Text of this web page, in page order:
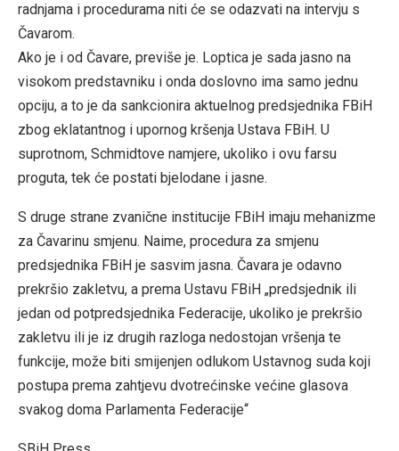
radnjama i procedurama niti će se odazvati na intervju s
Čavarom.
Ako je i od Čavare, previše je. Loptica je sada jasno na
visokom predstavniku i onda doslovno ima samo jednu
opciju, a to je da sankcionira aktuelnog predsjednika FBiH
zbog eklatantnog i upornog kršenja Ustava FBiH. U
suprotnom, Schmidtove namjere, ukoliko i ovu farsu
proguta, tek će postati bjelodane i jasne.
S druge strane zvanične institucije FBiH imaju mehanizme
za Čavarinu smjenu. Naime, procedura za smjenu
predsjednika FBiH je sasvim jasna. Čavara je odavno
prekršio zakletvu, a prema Ustavu FBiH „predsjednik ili
jedan od potpredsjednika Federacije, ukoliko je prekršio
zakletvu ili je iz drugih razloga nedostojan vršenja te
funkcije, može biti smijenjen odlukom Ustavnog suda koji
postupa prema zahtjevu dvotrećinske većine glasova
svakog doma Parlamenta Federacije“